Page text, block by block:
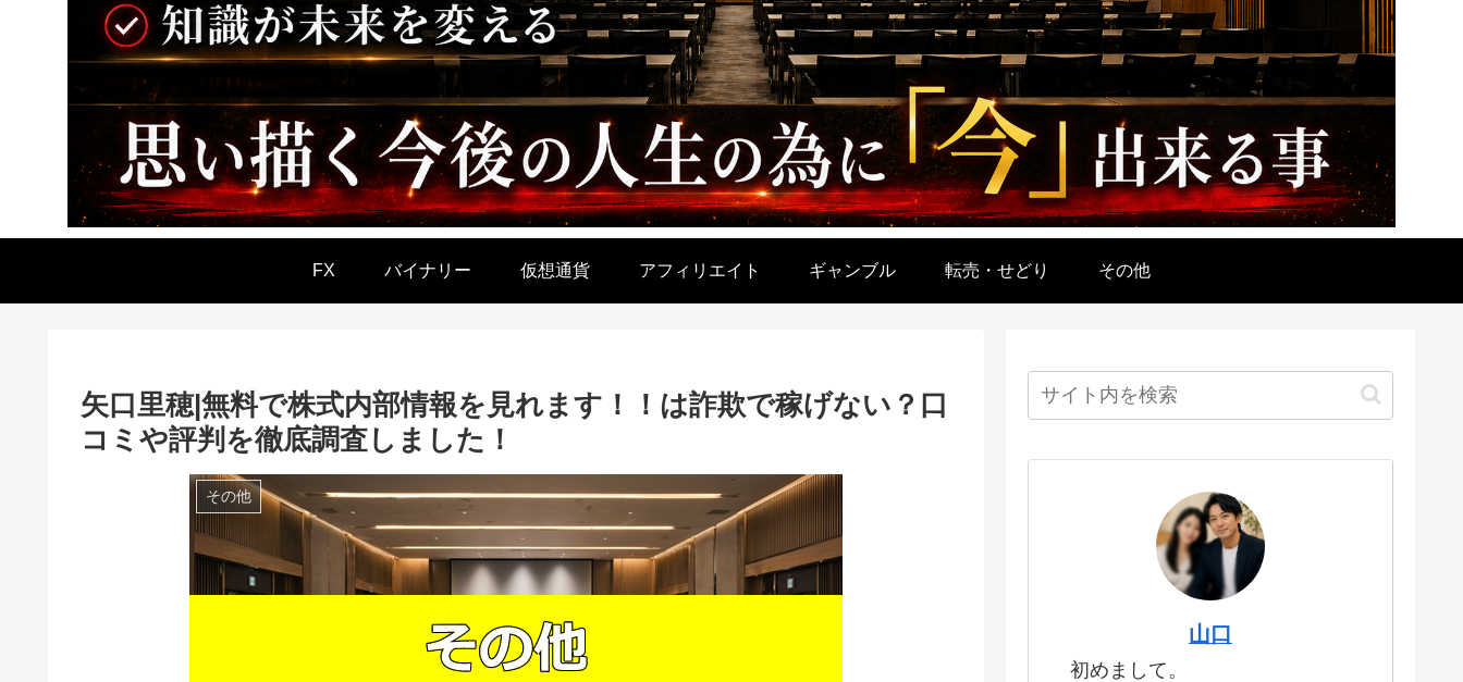
FX バイナリー 仮想通貨 アフィリエイト ギャンブル 転売・せどり その他
矢口里穂|無料で株式内部情報を見れます！！は詐欺で稼げない？口
コミや評判を徹底調査しました！
その他
山口
初めまして。